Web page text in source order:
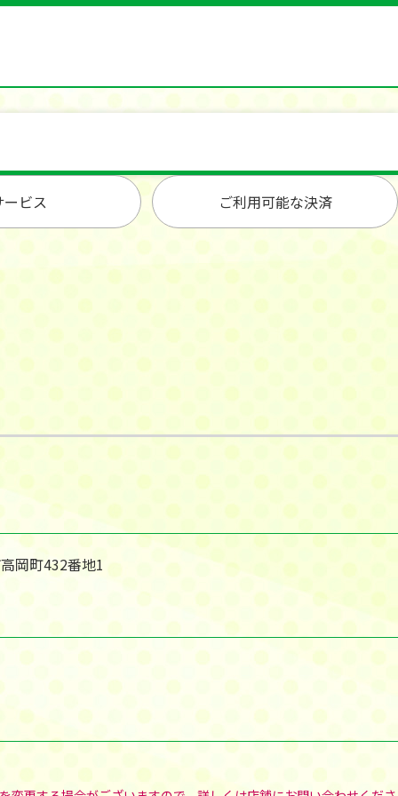
ビス ご利用可能な決済
岡町432番地1